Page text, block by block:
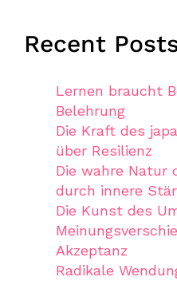
Recent
Lernen braucht
Belehrung
Die Kraft des
über Resilienz
Die wahre Natur
durch innere
Die Kunst des
Akzeptanz
Radikale